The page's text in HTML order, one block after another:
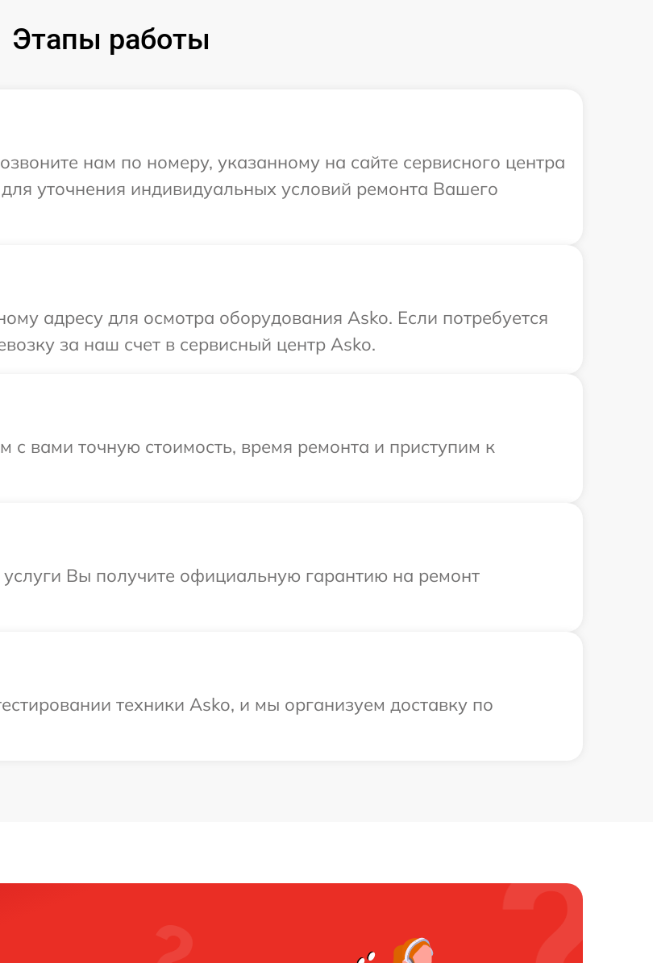
Этапы работы
нам по номеру, указанному на сайте сервисного центра
уточнения индивидуальных условий ремонта Вашего
адресу для осмотра оборудования Asko. Если потребуется
за наш счет в сервисный центр Asko.
с вами точную стоимость, время ремонта и приступим к
Вы получите официальную гарантию на ремонт
техники Asko, и мы организуем доставку по